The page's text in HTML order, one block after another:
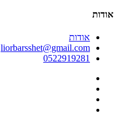
אודות
אודות
liorbarsshet@gmail.com
0522919281